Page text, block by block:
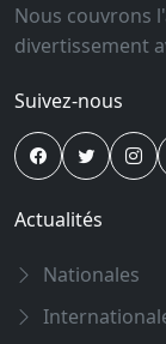
Nous couvrons
divertissement
Suivez-nous
Actualités
Nationales